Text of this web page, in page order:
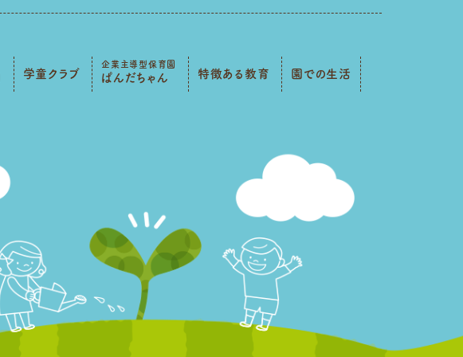
学童クラブ
企業主導型保育園
ぱんだちゃん 特徴ある教育 園での生活